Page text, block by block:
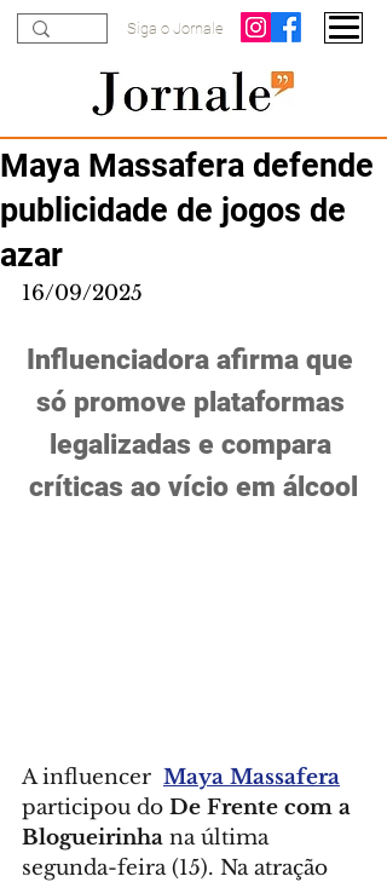
Siga o Jornale
Maya Massafera defende
publicidade de jogos de
azar
16/09/2025
Influenciadora afirma que
só promove plataformas
legalizadas e compara
críticas ao vício em álcool
A influencer Maya Massafera
participou do De Frente com a
Blogueirinha na última
segunda-feira (15). Na atração